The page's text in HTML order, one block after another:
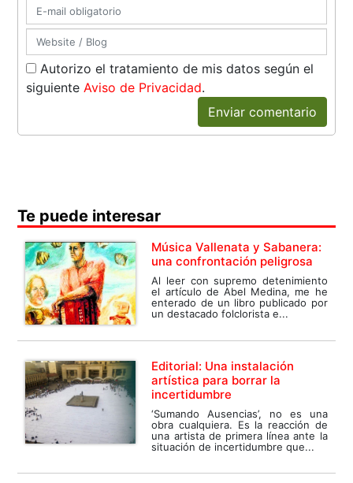
Autorizo el tratamiento de mis datos según el
siguiente Aviso de Privacidad.
Enviar comentario
Te puede interesar
Música Vallenata y Sabanera:
una confrontación peligrosa
Al leer con supremo detenimiento
el artículo de Abel Medina, me he
enterado de un libro publicado por
un destacado folclorista e...
Editorial: Una instalación
artística para borrar la
incertidumbre
‘Sumando Ausencias’, no es una
obra cualquiera. Es la reacción de
una artista de primera línea ante la
situación de incertidumbre que...